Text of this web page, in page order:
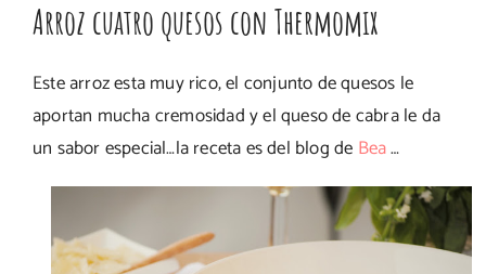
Arroz cuatro quesos con Thermomix
Este arroz esta muy rico, el conjunto de quesos le
aportan mucha cremosidad y el queso de cabra le da
un sabor especial…la receta es del blog de Bea…